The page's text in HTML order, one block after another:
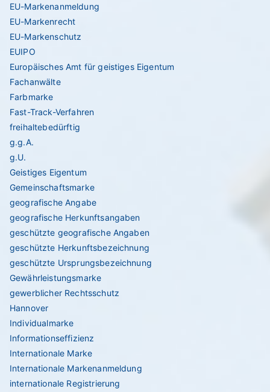
EU-Markenanmeldung
EU-Markenrecht
EU-Markenschutz
EUIPO
Europäisches Amt für geistiges Eigentum
Fachanwälte
Farbmarke
Fast-Track-Verfahren
freihaltebedürftig
g.g.A.
g.U.
Geistiges Eigentum
Gemeinschaftsmarke
geografische Angabe
geografische Herkunftsangaben
geschützte geografische Angaben
geschützte Herkunftsbezeichnung
geschützte Ursprungsbezeichnung
Gewährleistungsmarke
gewerblicher Rechtsschutz
Hannover
Individualmarke
Informationseffizienz
Internationale Marke
Internationale Markenanmeldung
internationale Registrierung